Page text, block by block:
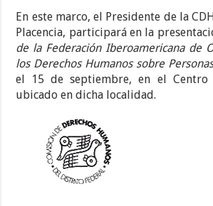
En este marco, el Presidente de la
Placencia, participará en la
de la Federación Iberoamericana de
los Derechos Humanos sobre
el 15 de septiembre, en el Centro
ubicado en dicha localidad.